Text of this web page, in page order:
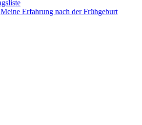
Meine Erfahrung nach der Frühgeburt